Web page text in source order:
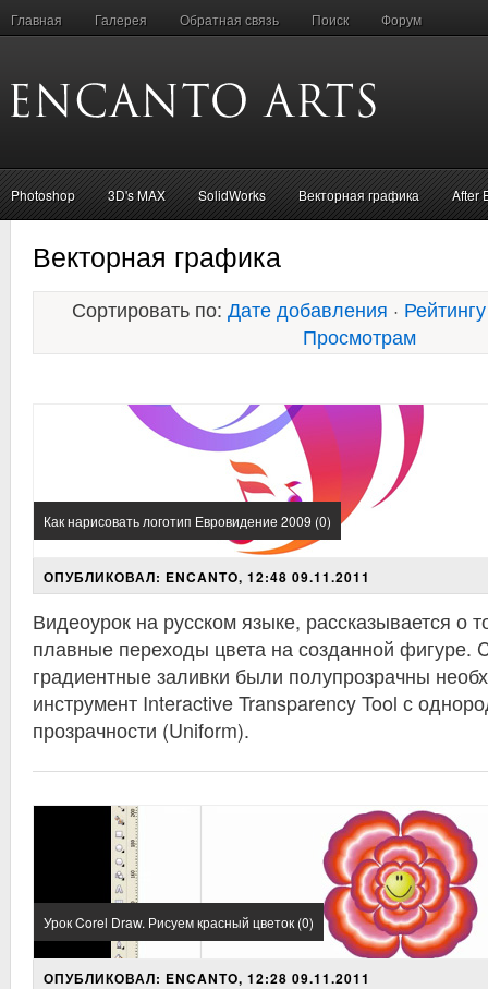
Главная Галерея Обратная связь Поиск Форум
Photoshop 3D's MAX SolidWorks Векторная графика After
Векторная графика
Сортировать по: Дате добавления · Рейтингу
Просмотрам
Как нарисовать логотип Евровидение 2009 (0)
ОПУБЛИКОВАЛ: ENCANTO, 12:48 09.11.2011
Видеоурок на русском языке, рассказывается о
плавные переходы цвета на созданной фигуре.
градиентные заливки были полупрозрачны
инструмент Interactive Transparency Tool с
прозрачности (Uniform).
Урок Corel Draw. Рисуем красный цветок (0)
ОПУБЛИКОВАЛ: ENCANTO, 12:28 09.11.2011